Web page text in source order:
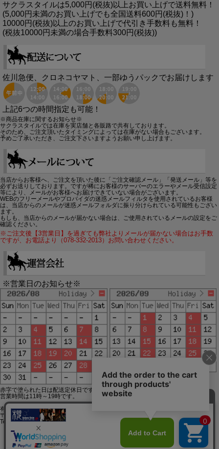
サクラスタイルは5,000円(税抜)以上お買い上げで送料無料！
(5,000円未満のお買い上げでも全国送料600円(税抜)！)
10000円(税抜)以上のお買い上げで代引き手数料も無料！
(税抜10000円未満の場合手数料300円(税抜))
佐川急便、クロネコヤマト、一部ゆうパックでお届けします
上記6つの時間指定も可能！
※商品在庫に関するお知らせ※
サクラスタイルでは在庫を実店舗と各販路で共有しております。
そのため、ご注文頂いたタイミングによっては在庫がない場合もございます。
予めご了承いただき、ご注文下さいますようお願い申し上げます。
当店からお客様へ、ご注文を頂いた後に「ご注文確認メール」「発送メール」等を
必ずお送りしております。ですが稀にお客様のサーバーのエラーやメール受信設定
等により、メールがお客様へお届けできていない場合がございます。
WEBのフリーメールやプロバイダの迷惑メールフィルタを使用されているお客様
は、当店からのメールが迷惑メールフォルダに振り分けられている可能性もござい
ます。
もしも、当店からのメールが届かない場合は、ご使用されているメールの設定をご
確認ください。
※ご注文後【3営業日】を過ぎても弊社よりメールが届かない場合はお手数
ですが、お電話より（078-332-2013）お問い合わせください。
※営業日のお知らせ※
赤字で塗られた日は配送定休日です。
営業時間は11時～19時です。
有限会社ジップジップ SakuraStyle通販事業部
〒650-0021 神戸市中央区三宮町3-9-19イトウビル1,4F
Tel:078-332-2013 FAX:078-333-6644